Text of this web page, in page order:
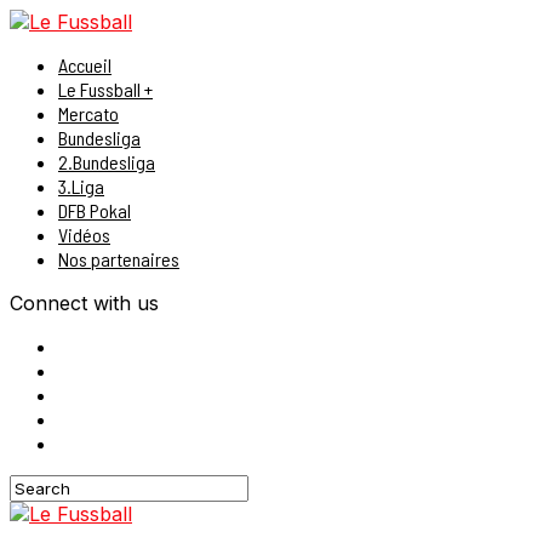
Accueil
Le Fussball +
Mercato
Bundesliga
2.Bundesliga
3.Liga
DFB Pokal
Vidéos
Nos partenaires
Connect with us